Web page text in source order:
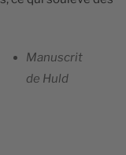
Manuscrit
de Huld